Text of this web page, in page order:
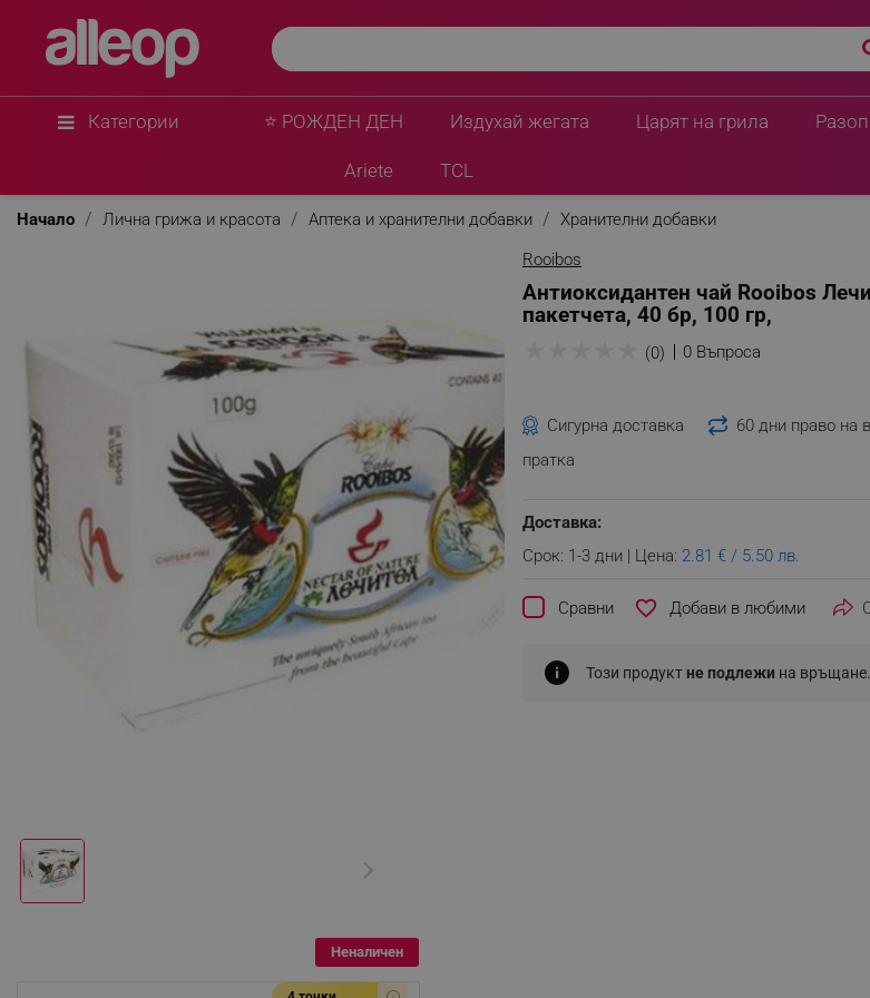
Категории ⭐ РОЖДЕН ДЕН Издухай жегата Царят на грила
Ariete TCL
Начало Лична грижа и красота Аптека и хранителни добавки
Хранителни добавки
Rooibos
Антиоксидантен чай Rooibos
пакетчета, 40 бр, 100 гр,
(0) 0 Въпроса
Сигурна доставка 60 дни право на
пратка
Доставка:
Срок: 1-3 дни | Цена: 2.81 € / 5.50 лв.
Сравни favorite_border
Този продуктне подлежи на
Неналичен